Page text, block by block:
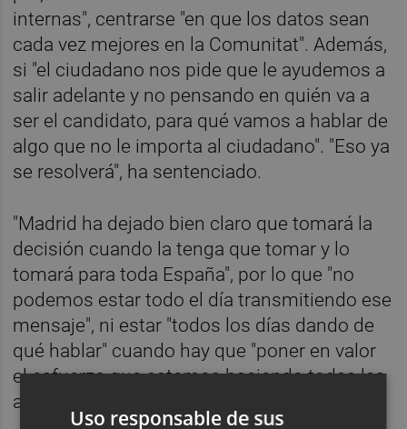
internas", centrarse "en que los datos sean
cada vez mejores en la Comunitat". Además,
si "el ciudadano nos pide que le ayudemos a
salir adelante y no pensando en quién va a
ser el candidato, para qué vamos a hablar de
algo que no le importa al ciudadano". "Eso ya
se resolverá", ha sentenciado.
"Madrid ha dejado bien claro que tomará la
decisión cuando la tenga que tomar y lo
tomará para toda España", por lo que "no
podemos estar todo el día transmitiendo ese
mensaje", ni estar "todos los días dando de
qué hablar" cuando hay que "poner en valor
el esfuerzo que estamos haciendo todas las
administraciones para sacar esto adelante".
Uso responsable de sus